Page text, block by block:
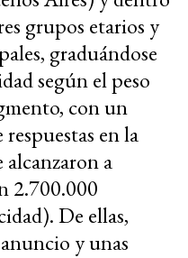
grupos etarios y
graduándose
según el peso
con un
en la
alcanzaron a
2.700.000
De ellas,
y unas